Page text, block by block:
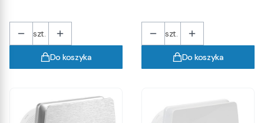
szt.
Do koszyka
szt.
Do koszyka